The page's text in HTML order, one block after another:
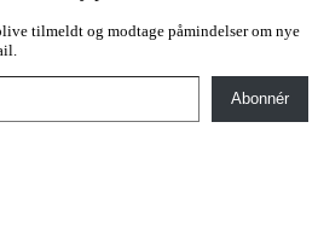
tilmeldt og modtage påmindelser om nye
Abonnér